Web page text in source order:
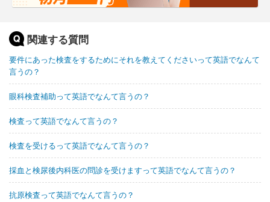
関連する質問
要件にあった検査をするためにそれを教えてくださいって英語でなんて
言うの？
眼科検査補助って英語でなんて言うの？
検査って英語でなんて言うの？
検査を受けるって英語でなんて言うの？
採血と検尿後内科医の問診を受けますって英語でなんて言うの？
抗原検査って英語でなんて言うの？